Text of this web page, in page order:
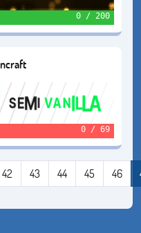
0 / 200
0 / 69
42 43 44 45 46